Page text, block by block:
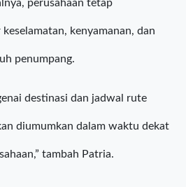
perusahaan tetap
kenyamanan, dan
penumpang.
destinasi dan jadwal rute
diumumkan dalam waktu dekat
tambah Patria.